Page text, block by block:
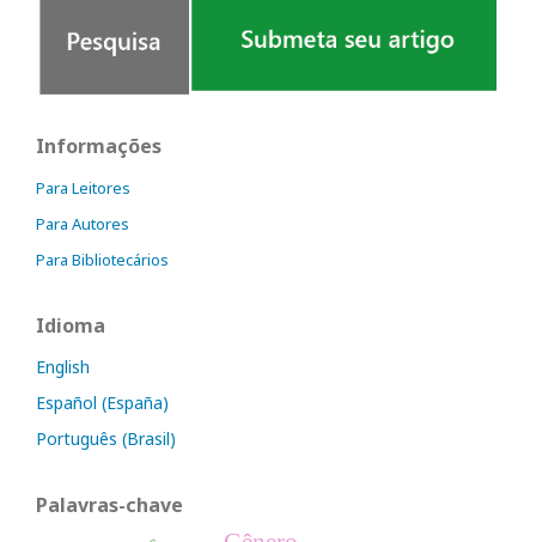
Informações
Para Leitores
Para Autores
Para Bibliotecários
Idioma
English
Español (España)
Português (Brasil)
Palavras-chave